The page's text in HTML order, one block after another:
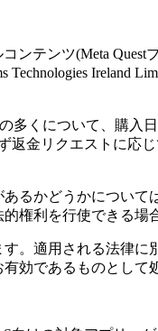
テンツ(Meta Quest
Ireland
くについて、購入
金リクエストに応
るかどうかについて
権利を行使できる場
。適用される法律に
効であるものとして